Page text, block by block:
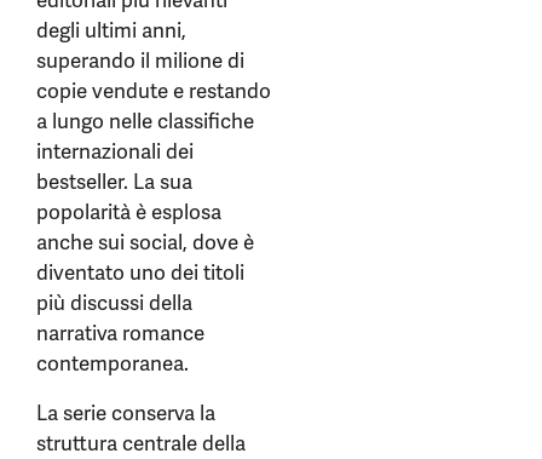
degli ultimi anni,
superando il milione di
copie vendute e restando
a lungo nelle classifiche
internazionali dei
bestseller. La sua
popolarità è esplosa
anche sui social, dove è
diventato uno dei titoli
più discussi della
narrativa romance
contemporanea.
La serie conserva la
struttura centrale della